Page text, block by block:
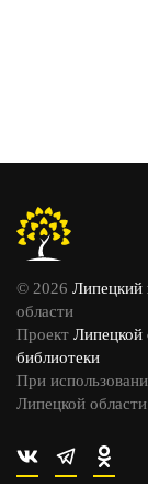
© 2026 Липецкий
области
Проект Липецкой
библиотеки
При
Липецкой